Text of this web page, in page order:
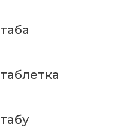
таба
таблетка
табу